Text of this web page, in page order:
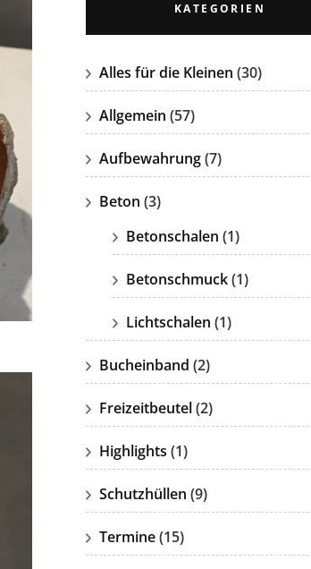
KATEGORIEN
Alles für die Kleinen (30)
Allgemein (57)
Aufbewahrung(7)
Beton (3)
Betonschalen (1)
Betonschmuck(1)
Lichtschalen (1)
Bucheinband (2)
Freizeitbeutel(2)
Highlights (1)
Schutzhüllen (9)
Termine(15)